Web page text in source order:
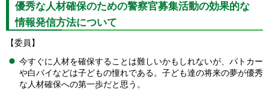
優秀な人材確保のための警察官募集活動の効果的な
情報発信方法について
【委員】
今すぐに人材を確保することは難しいかもしれないが、パトカー
や白バイなどは子どもの憧れである。子ども達の将来の夢が優秀
な人材確保への第一歩だと思う。